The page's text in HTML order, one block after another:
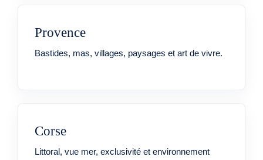
Provence
Bastides, mas, villages, paysages et art de vivre.
Corse
Littoral, vue mer, exclusivité et environnement